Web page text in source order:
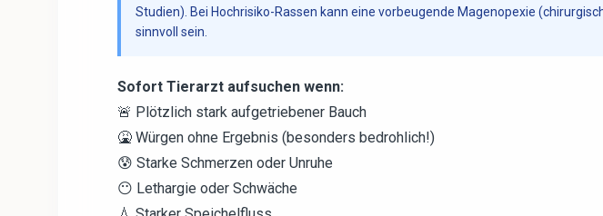
Studien). Bei Hochrisiko-Rassen kann eine vorbeugende Magenopexie
sinnvoll sein.
Sofort Tierarzt aufsuchen wenn:
🚨 Plötzlich stark aufgetriebener Bauch
🤮 Würgen ohne Ergebnis (besonders bedrohlich!)
😰 Starke Schmerzen oder Unruhe
😶 Lethargie oder Schwäche